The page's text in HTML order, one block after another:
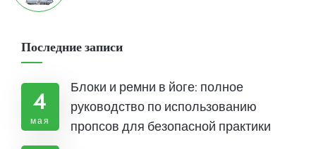
Последние записи
4
мая
Блоки и ремни в йоге: полное
руководство по использованию
пропсов для безопасной практики